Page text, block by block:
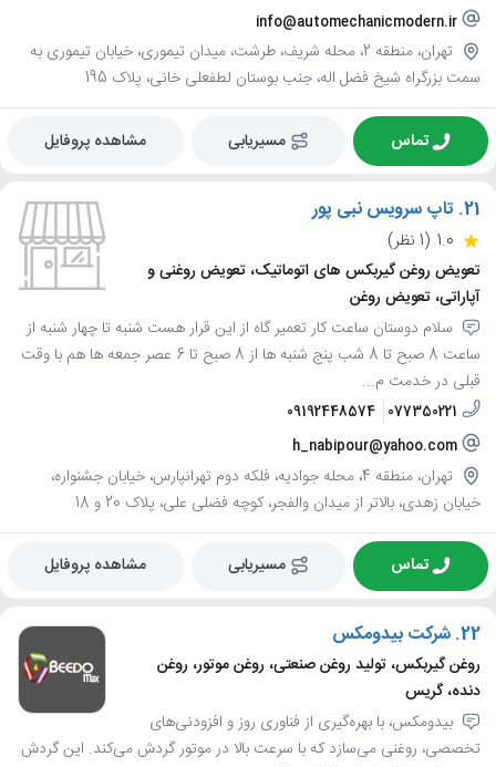
info@automechanicmodern.ir
تهران، منطقه 2، محله شریف، طرشت، میدان تیموری، خیابان تیموری به
سمت بزرگراه شیخ فضل اله، جنب بوستان لطفعلی خانی، پلاک 195
تماس مسیریابی مشاهده پروفایل
21. تاپ سرویس نبی پور
1.0 (1 نظر)
تعویض روغن گیربکس های اتوماتیک، تعویض روغنی و
آپاراتی، تعویض روغن
سلام دوستان ساعت کار تعمیر گاه از این قرار هست شنبه تا چهار شنبه از
ساعت 8 صبح تا 8 شب پنج شنبه ها از 8 صبح تا 6 عصر جمعه ها هم با وقت
قبلی در خدمت م...
077350221
09192448574
h_nabipour@yahoo.com
تهران، منطقه 4، محله جوادیه، فلکه دوم تهرانپارس، خیابان جشنواره،
خیابان زهدی، بالاتر از میدان والفجر، کوچه فضلی علی، پلاک 20 و 18
تماس مسیریابی مشاهده پروفایل
22. شرکت بیدومکس
روغن گیربکس، تولید روغن صنعتی، روغن موتور، روغن
دنده، گریس
بیدومکس، با بهره‌گیری از فناوری روز و افزودنی‌های
تخصصی، روغنی می‌سازد که با سرعت بالا در موتور گردش می‌کند. این گردش